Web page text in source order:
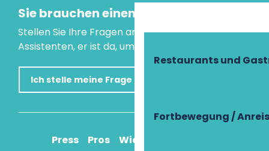
Restaurants und
Fortbewegung /
Sie brauchen einen Rat?
Stellen Sie Ihre Fragen an unseren virtuellen
Assistenten, er ist da, um Ihnen zu helfen.
Ich stelle meine Frage
Press Pros Wie komme ich an?